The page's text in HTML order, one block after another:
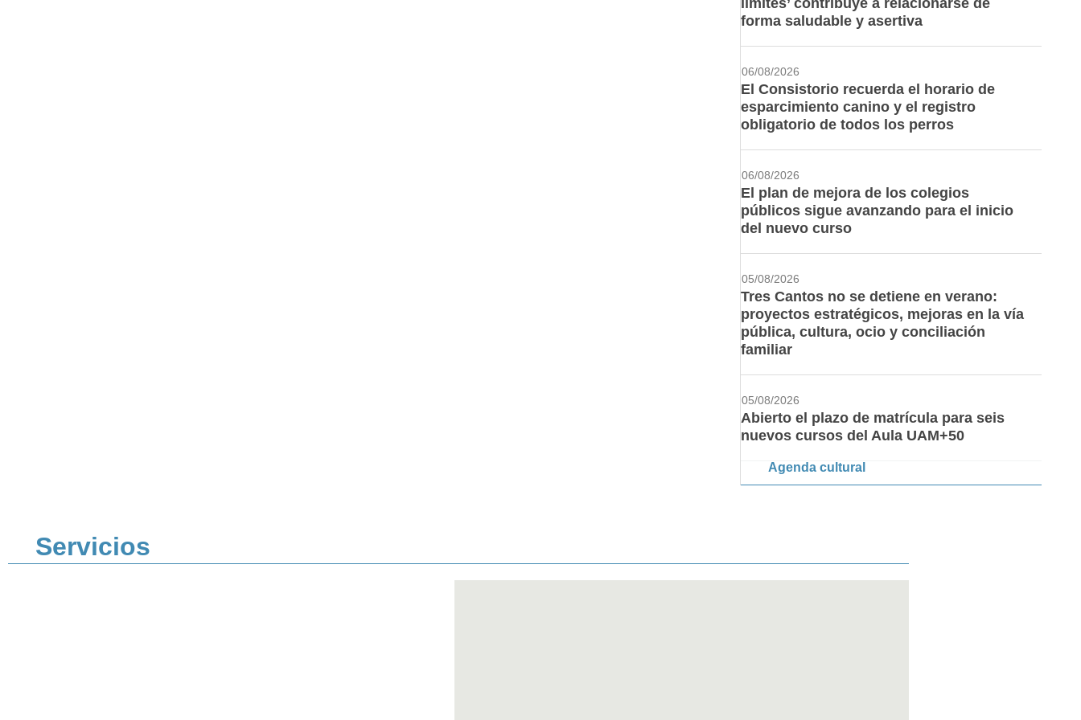
límites’ contribuye a relacionarse de
forma saludable y asertiva
06/08/2026
El Consistorio recuerda el horario de
esparcimiento canino y el registro
obligatorio de todos los perros
06/08/2026
El plan de mejora de los colegios
públicos sigue avanzando para el inicio
del nuevo curso
05/08/2026
Tres Cantos no se detiene en verano:
proyectos estratégicos, mejoras en la vía
pública, cultura, ocio y conciliación
familiar
05/08/2026
Abierto el plazo de matrícula para seis
nuevos cursos del Aula UAM+50
Agenda cultural
Servicios